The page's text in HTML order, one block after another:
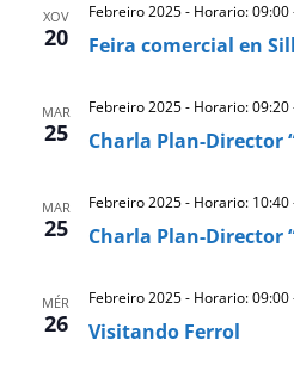
XOV
20 Feira comercial en
Febreiro 2025 - Horario: 09:00
MAR
25 Charla Plan-Director
Febreiro 2025 - Horario: 09:20
MAR
25 Charla Plan-Director
Febreiro 2025 - Horario: 10:40
MÉR
26 Visitando Ferrol
Febreiro 2025 - Horario: 09:00